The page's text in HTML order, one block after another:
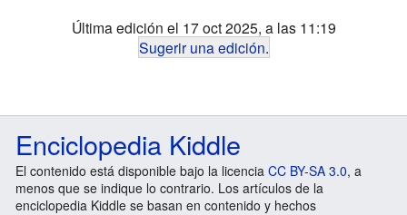
Última edición el 17 oct 2025, a las 11:19
Sugerir una edición.
Enciclopedia Kiddle
El contenido está disponible bajo la licencia CC BY-SA 3.0, a
menos que se indique lo contrario. Los artículos de la
enciclopedia Kiddle se basan en contenido y hechos